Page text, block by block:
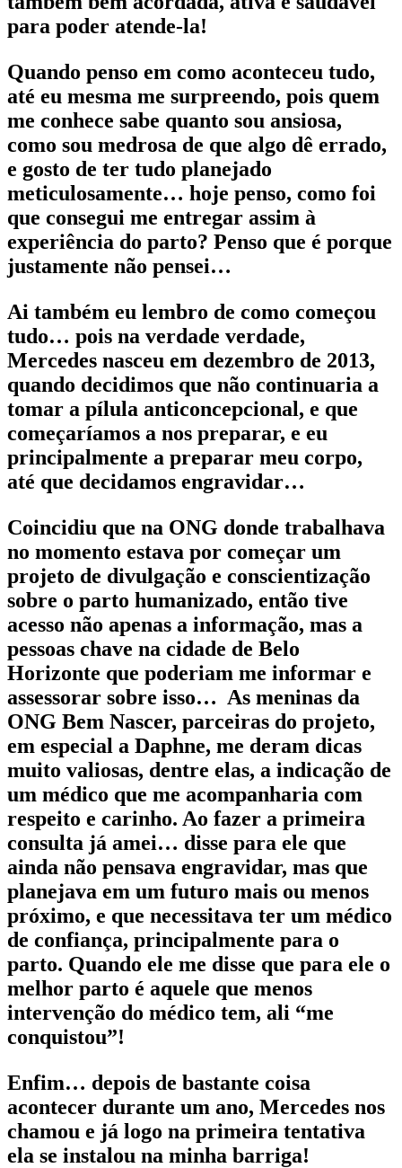
para poder atende-la!
Quando penso em como aconteceu tudo,
até eu mesma me surpreendo, pois quem
me conhece sabe quanto sou ansiosa,
como sou medrosa de que algo dê errado,
e gosto de ter tudo planejado
meticulosamente… hoje penso, como foi
que consegui me entregar assim à
experiência do parto? Penso que é porque
justamente não pensei…
Ai também eu lembro de como começou
tudo… pois na verdade verdade,
Mercedes nasceu em dezembro de 2013,
quando decidimos que não continuaria a
tomar a pílula anticoncepcional, e que
começaríamos a nos preparar, e eu
principalmente a preparar meu corpo,
até que decidamos engravidar…
Coincidiu que na ONG donde trabalhava
no momento estava por começar um
projeto de divulgação e conscientização
sobre o parto humanizado, então tive
acesso não apenas a informação, mas a
pessoas chave na cidade de Belo
Horizonte que poderiam me informar e
assessorar sobre isso… As meninas da
ONG Bem Nascer, parceiras do projeto,
em especial a Daphne, me deram dicas
muito valiosas, dentre elas, a indicação de
um médico que me acompanharia com
respeito e carinho. Ao fazer a primeira
consulta já amei… disse para ele que
ainda não pensava engravidar, mas que
planejava em um futuro mais ou menos
próximo, e que necessitava ter um médico
de confiança, principalmente para o
parto. Quando ele me disse que para ele o
melhor parto é aquele que menos
intervenção do médico tem, ali “me
conquistou”!
Enfim… depois de bastante coisa
acontecer durante um ano, Mercedes nos
chamou e já logo na primeira tentativa
ela se instalou na minha barriga!